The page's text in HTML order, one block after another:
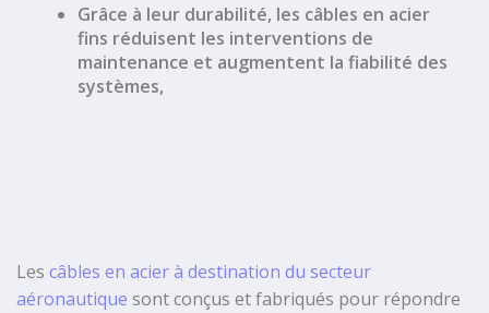
Grâce à leur durabilité, les câbles en acier
fins réduisent les interventions de
maintenance et augmentent la fiabilité des
systèmes,
Les câbles en acierà destination du secteur
aéronautique sont conçus et fabriqués pour répondre